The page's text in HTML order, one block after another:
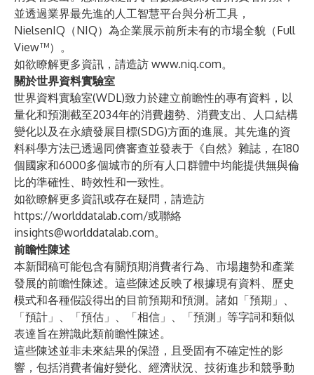
並透過業界最先進的人工智慧平台與分析工具，
NielsenIQ（NIQ）為企業展示前所未有的市場全貌（Full
View™）。
如欲瞭解更多資訊，請造訪 www.niq.com。
關於世界資料實驗室
世界資料實驗室(WDL)致力於建立前瞻性的專有資料，以
量化和預測截至2034年的消費趨勢、消費支出、人口結構
變化以及在永續發展目標(SDG)方面的進展。其先進的資
料科學方法已透過同儕審查並發表于《自然》雜誌，在180
個國家和6000多個城市的所有人口群體中均能提供無與倫
比的準確性、時效性和一致性。
如欲瞭解更多資訊或存在疑問，請造訪
https://worlddatalab.com/或聯絡
insights@worlddatalab.com。
前瞻性陳述
本新聞稿可能包含有關預期消費者行為、市場趨勢和產業
發展的前瞻性陳述。這些陳述反映了根據現有資料、歷史
模式和各種假設得出的目前預期和預測。諸如「預期」、
「預計」、「預估」、「相信」、「預測」等字詞和類似
表達旨在辨識此類前瞻性陳述。
這些陳述並非未來結果的保證，且受固有不確定性的影
響，包括消費者偏好變化、經濟狀況、技術進步和競爭動